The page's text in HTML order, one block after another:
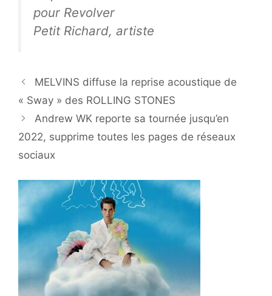
pour Revolver
Petit Richard, artiste
MELVINS diffuse la reprise acoustique de
« Sway » des ROLLING STONES
Andrew WK reporte sa tournée jusqu’en
2022, supprime toutes les pages de réseaux
sociaux